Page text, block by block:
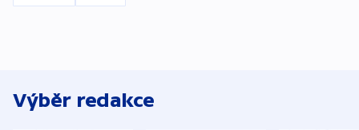
Výběr redakce